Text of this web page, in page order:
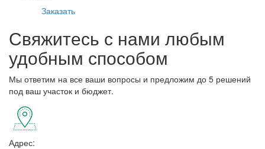
Заказать
Свяжитесь с нами любым
удобным способом
Мы ответим на все ваши вопросы и предложим до 5 решений
под ваш участок и бюджет.
Адрес: